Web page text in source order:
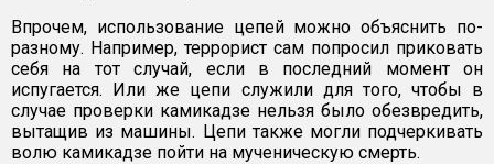
Впрочем, использование цепей можно объяснить по-
разному. Например, террорист сам попросил приковать
себя на тот случай, если в последний момент он
испугается. Или же цепи служили для того, чтобы в
случае проверки камикадзе нельзя было обезвредить,
вытащив из машины. Цепи также могли подчеркивать
волю камикадзе пойти на мученическую смерть.